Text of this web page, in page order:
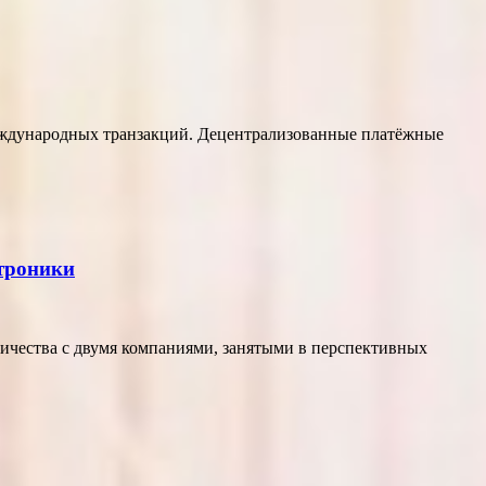
транзакций. Децентрализованные платёжные
с двумя компаниями, занятыми в перспективных